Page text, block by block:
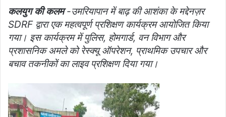
कलयुग की कलम-उमरियापान में बाढ़ की आशंका के मद्देनज़र
SDRF द्वारा एक महत्वपूर्ण प्रशिक्षण कार्यक्रम आयोजित किया
गया। इस कार्यक्रम में पुलिस, होमगार्ड, वन विभाग और
प्रशासनिक अमले को रेस्क्यू ऑपरेशन, प्राथमिक उपचार और
बचाव तकनीकों का लाइव प्रशिक्षण दिया गया।